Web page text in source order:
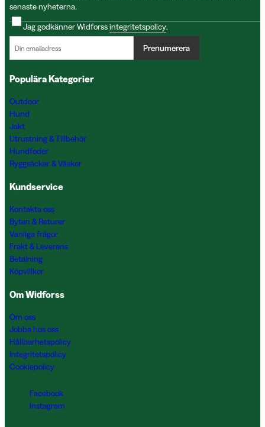
senaste nyheterna.
Jag godkänner Widforssintegritetspolicy.
Prenumerera
Populära Kategorier
Outdoor
Hund
Jakt
Utrustning & Tillbehör
Hundfoder
Ryggsäckar & Väskor
Kundservice
Kontakta oss
Byten & Returer
Vanliga frågor
Frakt & Leverans
Betalning
Köpvillkor
Om Widforss
Om oss
Jobba hos oss
Hållbarhetspolicy
Integritetspolicy
Cookiepolicy
Facebook
Instagram